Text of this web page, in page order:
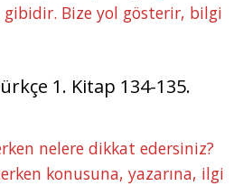
gibidir. Bize yol gösterir, bilgi
1. Kitap 134-135.
nelere dikkat edersiniz?
konusuna, yazarına, ilgi